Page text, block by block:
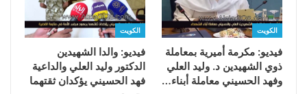
الكويت
فيديو: مكرمة أميرية بمعاملة
ذوي الشهيدين د. وليد العلي
وفهد الحسيني معاملة أبناء…
الكويت
فيديو: والدا الشهيدين
الدكتور وليد العلي والداعية
فهد الحسيني يؤكدان ثقتهما